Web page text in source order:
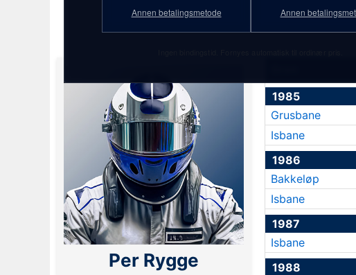
Annen betalingsmetode Annen
Per Rygge
1985
Grusbane
Isbane
1986
Bakkeløp
Isbane
1987
Isbane
1988